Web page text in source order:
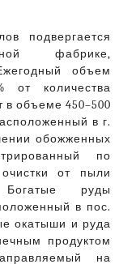
подвергается
фабрике,
объем
от количества
объеме 450–500
в г.
обожженных
по
от пыли
руды
в пос.
окатыши и руда
продуктом
на